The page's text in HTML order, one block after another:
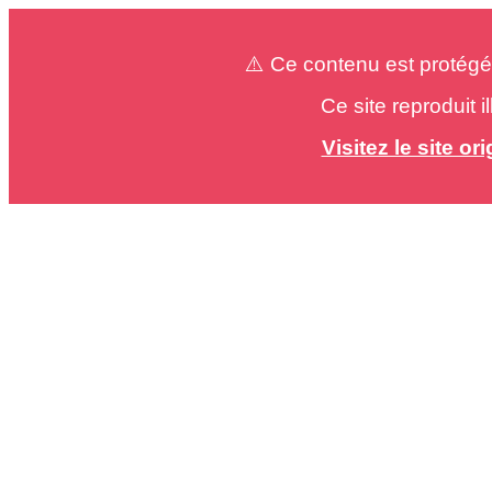
⚠️ Ce contenu est
Ce site reproduit
Visitez le site